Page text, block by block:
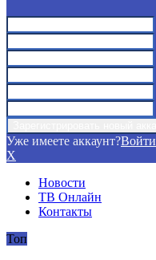
Уже имеете аккаунт?Войти
X
Новости
ТВ Онлайн
Контакты
Топ